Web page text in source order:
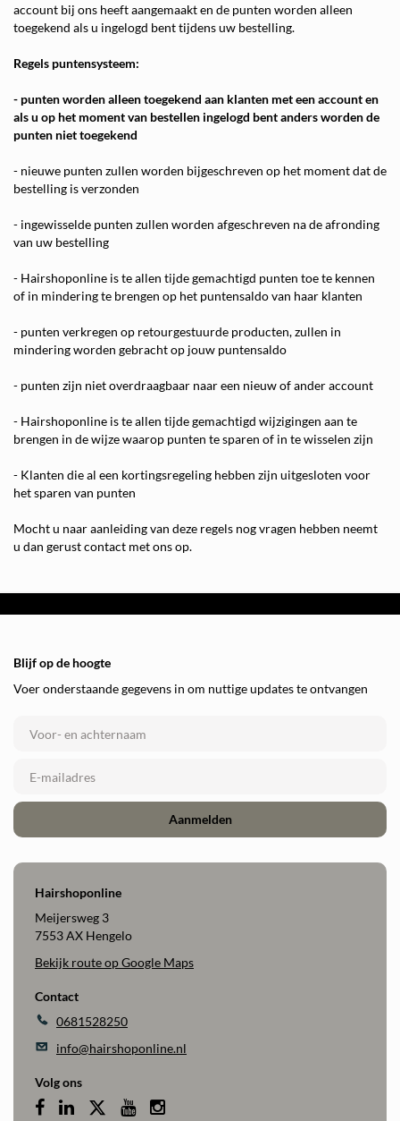
account bij ons heeft aangemaakt en de punten worden alleen
toegekend als u ingelogd bent tijdens uw bestelling.
Regels puntensysteem:
- punten worden alleen toegekend aan klanten met een account en
als u op het moment van bestellen ingelogd bent anders worden de
punten niet toegekend
- nieuwe punten zullen worden bijgeschreven op het moment dat de
bestelling is verzonden
- ingewisselde punten zullen worden afgeschreven na de afronding
van uw bestelling
- Hairshoponline is te allen tijde gemachtigd punten toe te kennen
of in mindering te brengen op het puntensaldo van haar klanten
- punten verkregen op retourgestuurde producten, zullen in
mindering worden gebracht op jouw puntensaldo
- punten zijn niet overdraagbaar naar een nieuw of ander account
- Hairshoponline is te allen tijde gemachtigd wijzigingen aan te
brengen in de wijze waarop punten te sparen of in te wisselen zijn
- Klanten die al een kortingsregeling hebben zijn uitgesloten voor
het sparen van punten
Mocht u naar aanleiding van deze regels nog vragen hebben neemt
u dan gerust contact met ons op.
Blijf op de hoogte
Voer onderstaande gegevens in om nuttige updates te ontvangen
Aanmelden
Hairshoponline
Meijersweg 3
7553 AX Hengelo
Bekijk route op Google Maps
Contact
0681528250
info@hairshoponline.nl
Volg ons